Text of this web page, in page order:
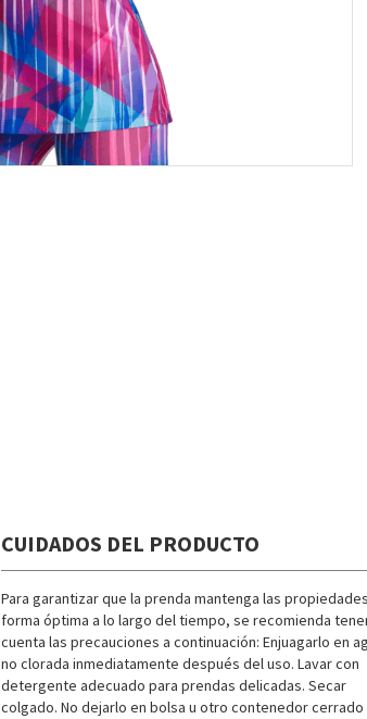
CUIDADOS DEL PRODUCTO
Para garantizar que la prenda mantenga las
forma óptima a lo largo del tiempo, se recomienda
cuenta las precauciones a continuación: Enjuagarlo en
no clorada inmediatamente después del uso. Lavar con
detergente adecuado para prendas delicadas. Secar
colgado. No dejarlo en bolsa u otro contenedor cerrado